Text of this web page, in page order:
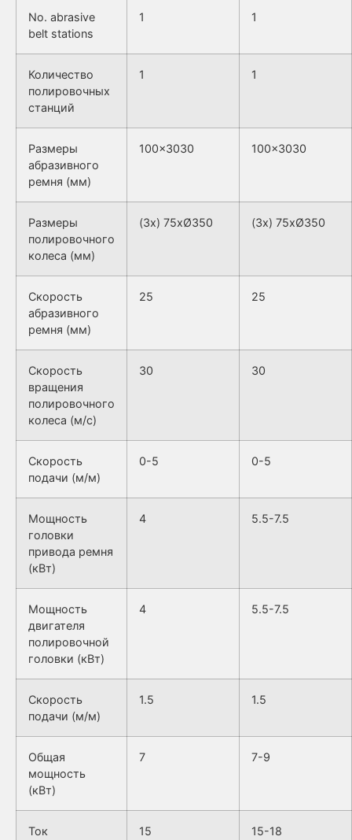
No. abrasive
belt stations
1 1
Количество
полировочных
станций
1 1
Размеры
абразивного
ремня (мм)
100×3030 100×3030
Размеры
полировочного
колеса (мм)
(3x) 75xØ350 (3x) 75xØ350
Скорость
абразивного
ремня (мм)
25 25
Скорость
вращения
полировочного
колеса (м/с)
30 30
Скорость
подачи (м/м)
0-5 0-5
Мощность
головки
привода ремня
(кВт)
4 5.5-7.5
Мощность
двигателя
полировочной
головки (кВт)
4 5.5-7.5
Скорость
подачи (м/м)
1.5 1.5
Общая
мощность
(кВт)
7 7-9
Ток 15 15-18